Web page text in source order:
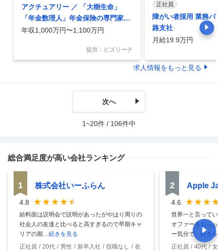
アクチュアリー ／ 「大樹生命」
「年金数理人」年金保険の専門家と
して顧客のニーズに応えるアクチュ
年収1,000万円〜1,100万円
提供：ビズリーチ
正社員
障がい者採用 業務パ
路支社
月給19.9万円
求人情報をもっと見る
次へ
1~20件 / 106件中
総合満足度が高い会社ランキング
1 株式会社いーふらん
4.8
給料面は説明会で説明があったがやはり周りの
社会人の友達と比べると高すぎるので早期キャ
リアの期…続きを見る
正社員
20代 男性 新卒入社 役職なし
在
2 Apple
4.6
世界一と言って
オファーをもら
ー気分で…続き
正社員
40代